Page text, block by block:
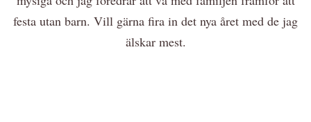
festa utan barn. Vill gärna fira in det nya året med de jag
älskar mest.